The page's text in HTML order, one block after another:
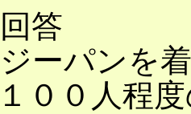
答
ーパンを
１００人程